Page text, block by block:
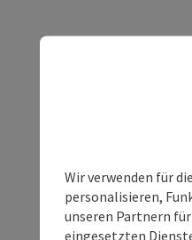
Wir verwenden für
personalisieren,
unseren Partnern
eingesetzten